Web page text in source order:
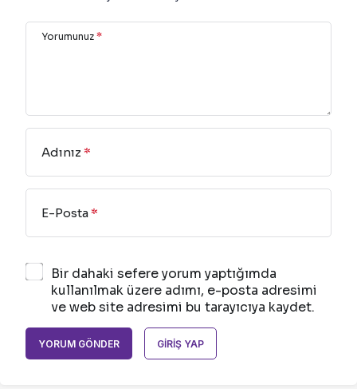
Yorumunuz *
Adınız *
E-Posta*
Bir dahaki sefere yorum yaptığımda
kullanılmak üzere adımı, e-posta adresimi
ve web site adresimi bu tarayıcıya kaydet.
YORUM GÖNDER GIRIŞ YAP